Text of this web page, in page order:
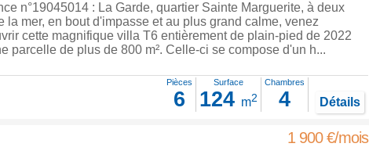
n°19045014 : La Garde, quartier Sainte Marguerite, à deux
la mer, en bout d'impasse et au plus grand calme, venez
cette magnifique villa T6 entièrement de plain-pied de 2022
parcelle de plus de 800 m². Celle-ci se compose d'un h...
Pièces
6
Surface
124 m2
Chambres
4 Détails
1 900 €/mois